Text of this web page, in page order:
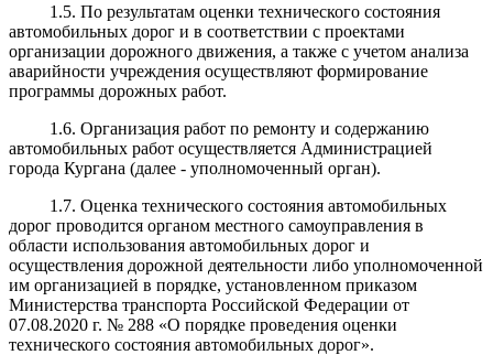
1.5. По результатам оценки технического состояния
автомобильных дорог и в соответствии с проектами
организации дорожного движения, а также с учетом анализа
аварийности учреждения осуществляют формирование
программы дорожных работ.
1.6. Организация работ по ремонту и содержанию
автомобильных работ осуществляется Администрацией
города Кургана (далее - уполномоченный орган).
1.7. Оценка технического состояния автомобильных
дорог проводится органом местного самоуправления в
области использования автомобильных дорог и
осуществления дорожной деятельности либо уполномоченной
им организацией в порядке, установленном приказом
Министерства транспорта Российской Федерации от
07.08.2020 г. № 288 «О порядке проведения оценки
технического состояния автомобильных дорог».